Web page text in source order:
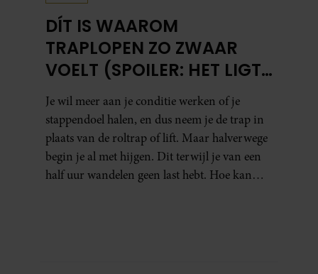
DÍT IS WAAROM
TRAPLOPEN ZO ZWAAR
VOELT (SPOILER: HET LIGT
NIET AAN JE CONDITIE)
Je wil meer aan je conditie werken of je
stappendoel halen, en dus neem je de trap in
plaats van de roltrap of lift. Maar halverwege
begin je al met hijgen. Dit terwijl je van een
half uur wandelen geen last hebt. Hoe kan